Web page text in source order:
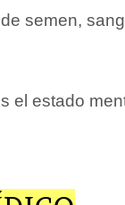
semen,
el estado